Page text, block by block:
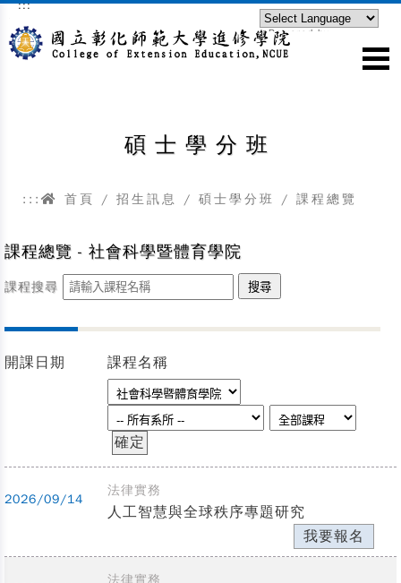
跳到主要內容區塊
:::
Powered by
碩士學分班
::: 首頁 / 招生訊息 / 碩士學分班 / 課程總覽
課程總覽 - 社會科學暨體育學院
課程搜尋
開課日期 課程名稱
2026/09/14
法律實務
人工智慧與全球秩序專題研究
我要報名
法律實務